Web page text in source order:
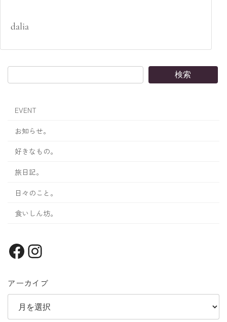
dalia
検索
EVENT
お知らせ。
好きなもの。
旅日記。
日々のこと。
食いしん坊。
Facebook
Instagram
アーカイブ